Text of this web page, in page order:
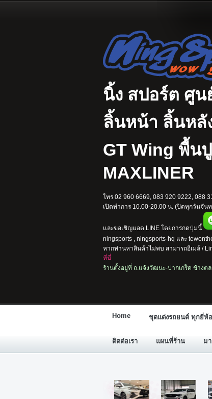
นิ้ง สปอร์ต ศูน
ลิ้นหน้า ลิ้นหลั
GT Wing พื้น
MAXLINER
โทร 02 960 6669, 083 920 9222, 088
เปิดทำการ 10.00-20.00 น. (ปิดทุกวันจัน
และขอเชิญแอด LINE โดยการกดปุ่มนี้
ningsports , ningsports-hq และ
หากท่านหาสินค้าไม่พบ สามารถอีเมล์ /
ที่นี่
ร้านตั้งอยู่ที่ ถ.แจ้งวัฒนะ-ปากเกร็ด ข้างต
Home ชุดแต่งรถยนต์ ทุกยี่ห้อ
ติดต่อเรา แผนที่ร้าน ม